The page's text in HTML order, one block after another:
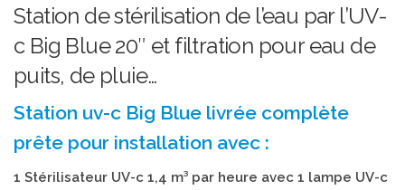
Station de stérilisation de l’eau par l’UV-
c Big Blue 20″ et filtration pour eau de
puits, de pluie…
Station uv-c Big Blue livrée complète
prête pour installation avec :
1 Stérilisateur UV-c 1,4 m³ par heure avec 1 lampe UV-c